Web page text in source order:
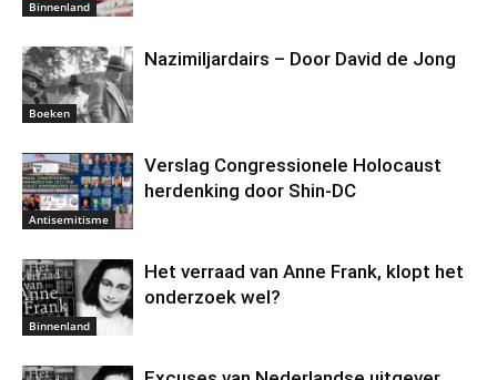
Binnenland
Boeken
Nazimiljardairs – Door David de Jong
Antisemitisme
Verslag Congressionele Holocaust
herdenking door Shin-DC
Binnenland
Het verraad van Anne Frank, klopt het
onderzoek wel?